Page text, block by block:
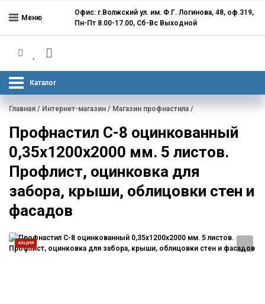
Меню
Офис: г.Волжский ул. им. Ф.Г. Логинова, 48, оф.319,
Пн-Пт 8.00-17.00, Сб-Вс Выходной
Каталог
Главная / Интернет-магазин / Магазин профнастила /
Профнастил С-8 оцинкованный
0,35х1200х2000 мм. 5 листов.
Профлист, оцинковка для
забора, крыши, облицовки стен и
фасадов
АКЦИЯ